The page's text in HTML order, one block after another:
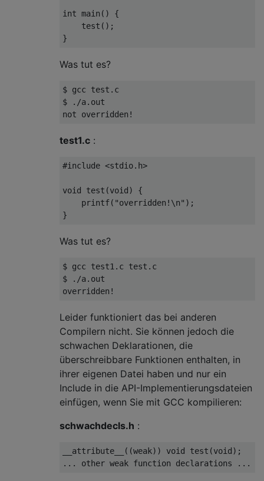
int main ()
{
    test();
Was tut es?
$ gcc test.c
not
test1.c :
#include <stdio.h>
void test (void)
{
printf( "overridden!\n" );
Was tut es?
$ gcc test1.c test.c
$ ./a.out
Leider funktioniert das bei anderen
Compilern nicht. Sie können jedoch die
schwachen Deklarationen, die
überschreibbare Funktionen enthalten, in
ihrer eigenen Datei haben und nur ein
Include in die API-Implementierungsdateien
einfügen, wenn Sie mit GCC kompilieren:
schwachdecls.h :
__attribute__((weak)) void test (void) ;